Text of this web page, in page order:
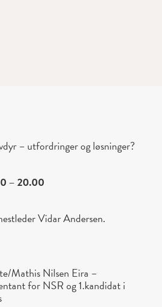
– utfordringer og løsninger?
– 20.00
Vidar Andersen.
Mathis Nilsen Eira –
for NSR og 1.kandidat i